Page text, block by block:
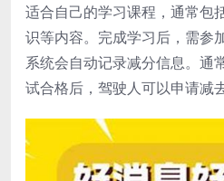
适合自己的学习课程，通常包
识等内容。完成学习后，需参
系统会自动记录减分信息。通
试合格后，驾驶人可以申请减